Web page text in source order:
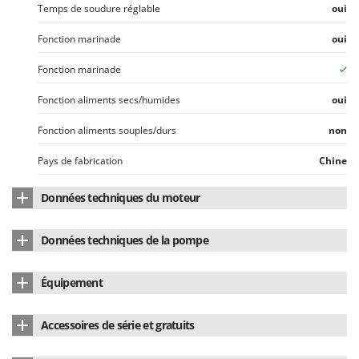
Stiga
Stocker
Sunseeker
Tecla
TecnoGen
Telwin
Tenco
Titania
Tornado
Tre Spade
Trev - Abrek - TecnoVIR
Temps de soudure réglable oui
Fonction marinade oui
Fonction marinade
Fonction aliments secs/humides oui
Fonction aliments souples/durs non
Pays de fabrication Chine
Données techniques du moteur
Alimentation Électrique 220 V
Données techniques de la pompe
Puissance nominale 290 W
Équipement
Couvercle automatique non
Accessoires de série et gratuits